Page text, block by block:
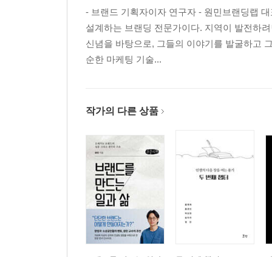
- 브랜드 기획자이자 연구자 - 원민브랜딩랩
설계하는 브랜딩 전문가이다. 지역이 발전하
신념을 바탕으로, 그들의 이야기를 발굴하고
순한 마케팅 기술...
작가의 다른 상품